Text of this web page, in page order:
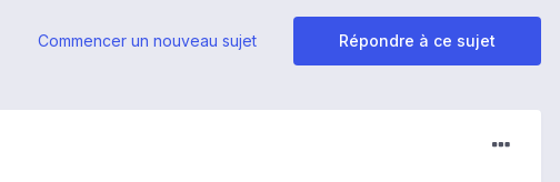
Répondre à ce sujet
Commencer un nouveau sujet